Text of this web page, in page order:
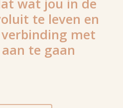
wat jou in de
te leven en
met
te gaan